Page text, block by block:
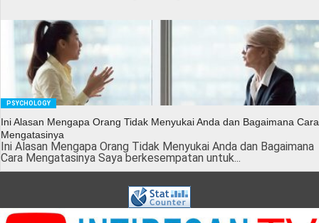
PSYCHOLOGY
Ini Alasan Mengapa Orang Tidak Menyukai Anda dan Bagaimana Cara
Mengatasinya
Ini Alasan Mengapa Orang Tidak Menyukai Anda dan Bagaimana
Cara Mengatasinya Saya berkesempatan untuk...